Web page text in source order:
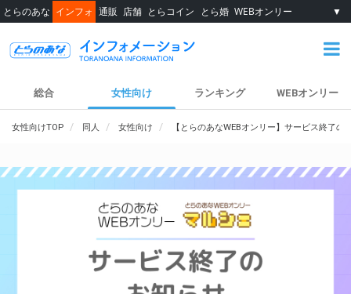
とらのあな インフォ 通販 店舗 とらコイン とら婚 WEBオンリー ▼
総合 女性向け ランキング WEBオンリー
女性向けTOP 同人 女性向け 【とらのあなWEBオンリー】サービス終了の